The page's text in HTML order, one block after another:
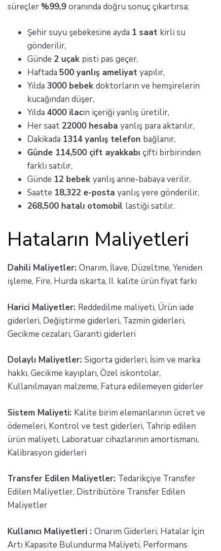
süreçler %99,9 oranında doğru sonuç çıkartırsa;
Şehir suyu şebekesine ayda 1 saat kirli su
gönderilir,
Günde 2 uçak pisti pas geçer,
Haftada 500 yanlış ameliyat yapılır,
Yılda 3000 bebek doktorların ve hemşirelerin
kucağından düşer,
Yılda 4000 ilacın içeriği yanlış üretilir,
Her saat 22000 hesaba yanlış para aktarılır,
Dakikada 1314 yanlış telefon bağlanır,
Günde 114,500 çift ayakkabı çifti birbirinden
farklı satılır,
Günde 12 bebek yanlış anne-babaya verilir,
Saatte 18,322 e-posta yanlış yere gönderilir,
268,500 hatalı otomobil lastiği satılır.
Hataların Maliyetleri
Dahili Maliyetler: Onarım, İlave, Düzeltme, Yeniden
işleme, Fire, Hurda ıskarta, II. kalite ürün fiyat farkı
Harici Maliyetler: Reddedilme maliyeti, Ürün iade
giderleri, Değiştirme giderleri, Tazmin giderleri,
Gecikme cezaları, Garanti giderleri
Dolaylı Maliyetler: Sigorta giderleri, İsim ve marka
hakkı, Gecikme kayıpları, Özel iskontolar,
Kullanılmayan malzeme, Fatura edilemeyen giderler
Sistem Maliyeti: Kalite birim elemanlarının ücret ve
ödemeleri, Kontrol ve test giderleri, Tahrip edilen
ürün maliyeti, Laboratuar cihazlarının amortismanı,
Kalibrasyon giderleri
Transfer Edilen Maliyetler: Tedarikçiye Transfer
Edilen Maliyetler, Distribütöre Transfer Edilen
Maliyetler
Kullanıcı Maliyetleri : Onarım Giderleri, Hatalar İçin
Artı Kapasite Bulundurma Maliyeti, Performans